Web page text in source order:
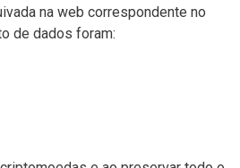
na web correspondente no
de dados foram: